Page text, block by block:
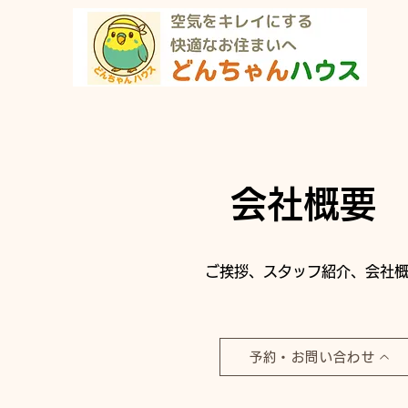
会社概要
ご挨拶、スタッフ紹介、会社
予約・お問い合わせ